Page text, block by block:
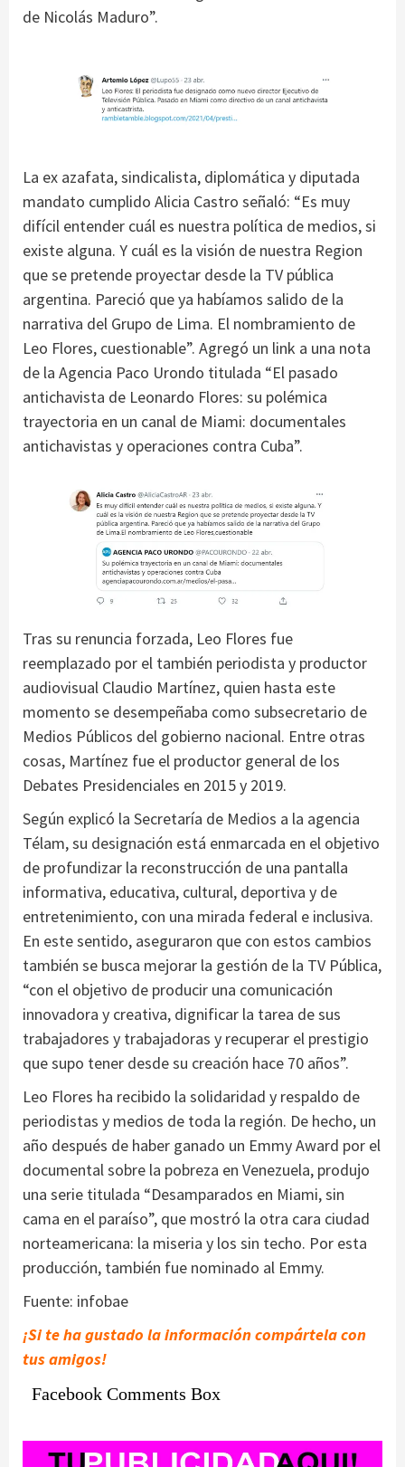
de Nicolás Maduro”.
La ex azafata, sindicalista, diplomática y diputada
mandato cumplido Alicia Castro señaló: “Es muy
difícil entender cuál es nuestra política de medios, si
existe alguna. Y cuál es la visión de nuestra Region
que se pretende proyectar desde la TV pública
argentina. Pareció que ya habíamos salido de la
narrativa del Grupo de Lima. El nombramiento de
Leo Flores, cuestionable”. Agregó un link a una nota
de la Agencia Paco Urondo titulada “El pasado
antichavista de Leonardo Flores: su polémica
trayectoria en un canal de Miami: documentales
antichavistas y operaciones contra Cuba”.
Tras su renuncia forzada, Leo Flores fue
reemplazado por el también periodista y productor
audiovisual Claudio Martínez, quien hasta este
momento se desempeñaba como subsecretario de
Medios Públicos del gobierno nacional. Entre otras
cosas, Martínez fue el productor general de los
Debates Presidenciales en 2015 y 2019.
Según explicó la Secretaría de Medios a la agencia
Télam, su designación está enmarcada en el objetivo
de profundizar la reconstrucción de una pantalla
informativa, educativa, cultural, deportiva y de
entretenimiento, con una mirada federal e inclusiva.
En este sentido, aseguraron que con estos cambios
también se busca mejorar la gestión de la TV Pública,
“con el objetivo de producir una comunicación
innovadora y creativa, dignificar la tarea de sus
trabajadores y trabajadoras y recuperar el prestigio
que supo tener desde su creación hace 70 años”.
Leo Flores ha recibido la solidaridad y respaldo de
periodistas y medios de toda la región. De hecho, un
año después de haber ganado un Emmy Award por el
documental sobre la pobreza en Venezuela, produjo
una serie titulada “Desamparados en Miami, sin
cama en el paraíso”, que mostró la otra cara ciudad
norteamericana: la miseria y los sin techo. Por esta
producción, también fue nominado al Emmy.
Fuente: infobae
¡Si te ha gustado la información compártela con
tus amigos!
Facebook Comments Box